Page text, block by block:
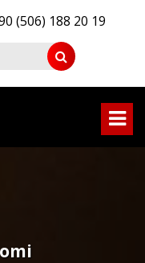
(506) 188 20 19